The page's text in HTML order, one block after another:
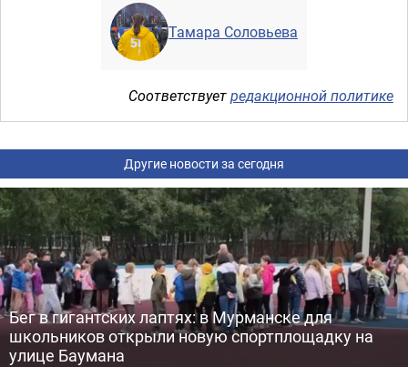
Тамара Соловьева
Соответствуетредакционной политике
Другие новости за сегодня
Бег в гигантских лаптях: в Мурманске для
школьников открыли новую спортплощадку на
улице Баумана